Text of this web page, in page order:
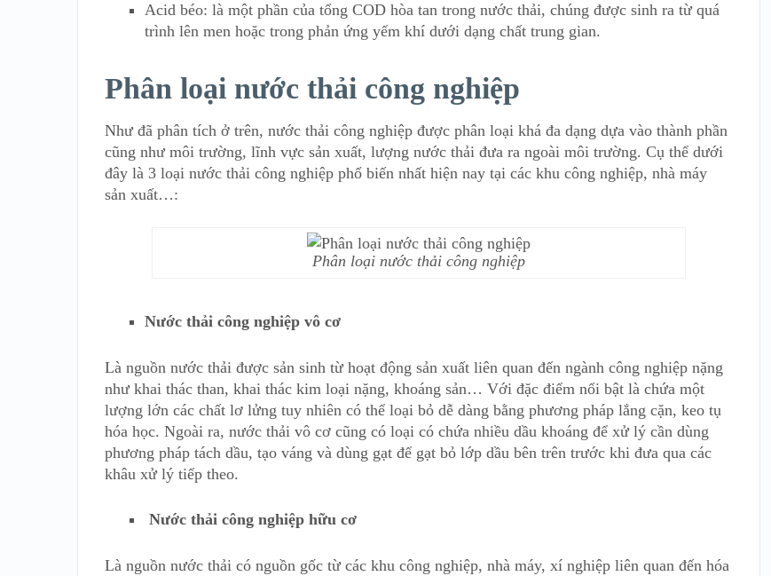
Acid béo: là một phần của tổng COD hòa tan trong nước thải, chúng được sinh ra từ quá
trình lên men hoặc trong phản ứng yếm khí dưới dạng chất trung gian.
Phân loại nước thải công nghiệp
Như đã phân tích ở trên, nước thải công nghiệp được phân loại khá đa dạng dựa vào thành phần
cũng như môi trường, lĩnh vực sản xuất, lượng nước thải đưa ra ngoài môi trường. Cụ thể dưới
đây là 3 loại nước thải công nghiệp phổ biến nhất hiện nay tại các khu công nghiệp, nhà máy
sản xuất…:
Phân loại nước thải công nghiệp
Nước thải công nghiệp vô cơ
Là nguồn nước thải được sản sinh từ hoạt động sản xuất liên quan đến ngành công nghiệp nặng
như khai thác than, khai thác kim loại nặng, khoáng sản… Với đặc điểm nổi bật là chứa một
lượng lớn các chất lơ lửng tuy nhiên có thể loại bỏ dễ dàng bằng phương pháp lắng cặn, keo tụ
hóa học. Ngoài ra, nước thải vô cơ cũng có loại có chứa nhiều dầu khoáng để xử lý cần dùng
phương pháp tách dầu, tạo váng và dùng gạt để gạt bỏ lớp dầu bên trên trước khi đưa qua các
khâu xử lý tiếp theo.
Nước thải công nghiệp hữu cơ
Là nguồn nước thải có nguồn gốc từ các khu công nghiệp, nhà máy, xí nghiệp liên quan đến hóa